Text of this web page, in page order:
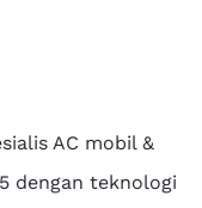
AC mobil &
dengan teknologi